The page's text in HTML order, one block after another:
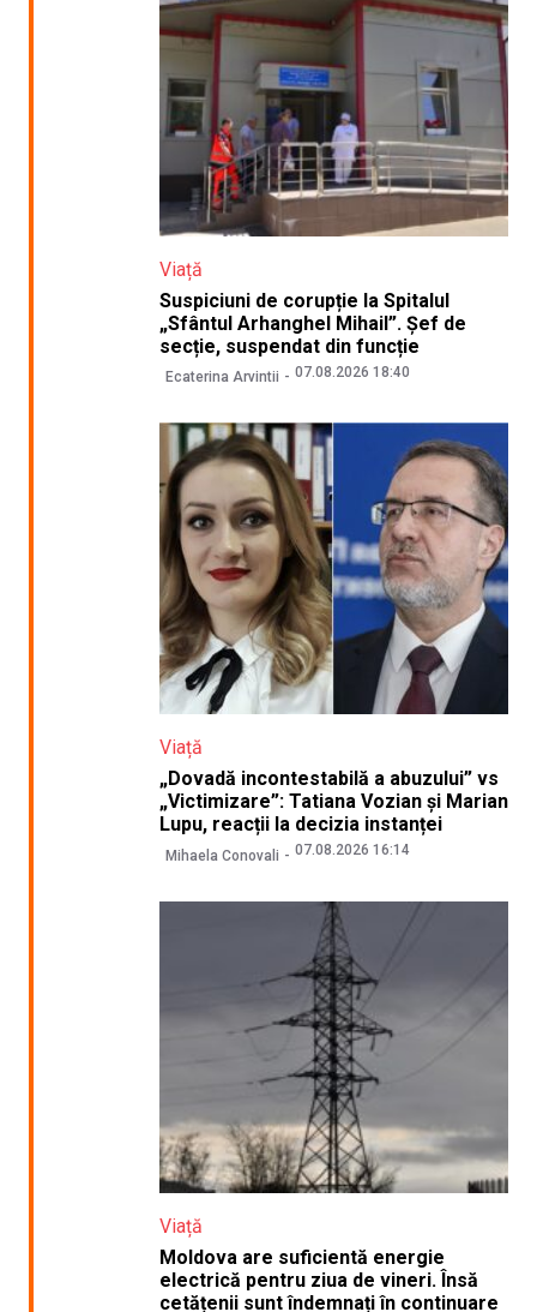
Viață
Suspiciuni de corupție la Spitalul
„Sfântul Arhanghel Mihail”. Șef de
secție, suspendat din funcție
Ecaterina Arvintii 07.08.2026 18:40
Viață
„Dovadă incontestabilă a abuzului” vs
„Victimizare”: Tatiana Vozian și Marian
Lupu, reacții la decizia instanței
Mihaela Conovali 07.08.2026 16:14
Viață
Moldova are suficientă energie
electrică pentru ziua de vineri. Însă
cetățenii sunt îndemnați în continuare